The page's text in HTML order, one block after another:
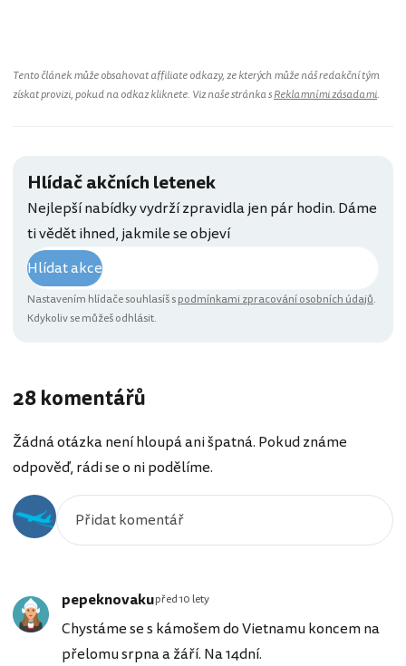
Tento článek může obsahovat affiliate odkazy, ze kterých může náš redakční tým
získat provizi, pokud na odkaz kliknete. Viz naše stránka sReklamními zásadami.
Hlídač akčních letenek
Nejlepší nabídky vydrží zpravidla jen pár hodin. Dáme
ti vědět ihned, jakmile se objeví
Hlídat akce
Nastavením hlídače souhlasíš spodmínkami zpracování osobních údajů.
Kdykoliv se můžeš odhlásit.
28 komentářů
Žádná otázka není hloupá ani špatná. Pokud známe
odpověď, rádi se o ni podělíme.
pepeknovakupřed 10 lety
Chystáme se s kámošem do Vietnamu koncem na
přelomu srpna a žáří. Na 14dní.